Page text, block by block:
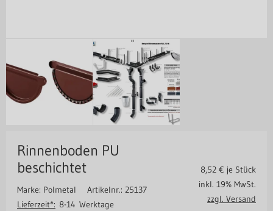
Rinnenboden PU
beschichtet
Marke: Polmetal Artikelnr.: 25137
Lieferzeit*: 8-14 Werktage
8,52 € je Stück
inkl. 19% MwSt.
zzgl. Versand